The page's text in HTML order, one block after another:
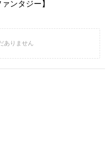
ンタジー】